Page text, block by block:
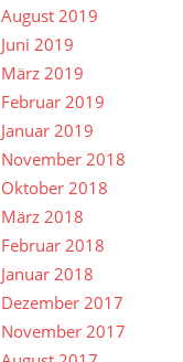
August 2019
Juni 2019
März 2019
Februar 2019
Januar 2019
November 2018
Oktober 2018
März 2018
Februar 2018
Januar 2018
Dezember 2017
November 2017